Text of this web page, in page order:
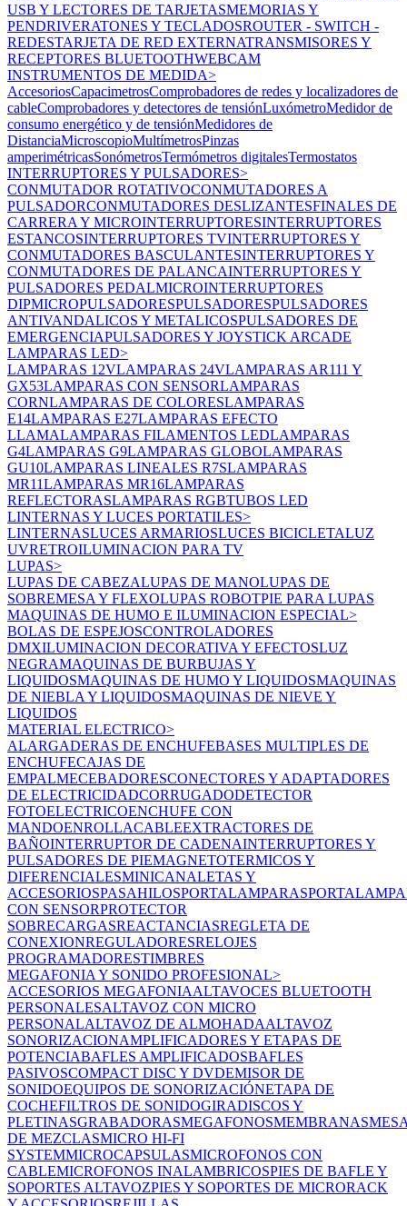
USB Y LECTORES DE TARJETASMEMORIAS Y
PENDRIVERATONES Y TECLADOSROUTER - SWITCH -
REDESTARJETA DE RED EXTERNATRANSMISORES Y
RECEPTORES BLUETOOTHWEBCAM
INSTRUMENTOS DE MEDIDA>
AccesoriosCapacimetrosComprobadores de redes y localizadores de
cableComprobadores y detectores de tensiónLuxómetroMedidor de
consumo energético y de tensiónMedidores de
DistanciaMicroscopioMultímetrosPinzas
amperimétricasSonómetrosTermómetros digitalesTermostatos
INTERRUPTORES Y PULSADORES>
CONMUTADOR ROTATIVOCONMUTADORES A
PULSADORCONMUTADORES DESLIZANTESFINALES DE
CARRERA Y MICROINTERRUPTORESINTERRUPTORES
ESTANCOSINTERRUPTORES TVINTERRUPTORES Y
CONMUTADORES BASCULANTESINTERRUPTORES Y
CONMUTADORES DE PALANCAINTERRUPTORES Y
PULSADORES PEDALMICROINTERRUPTORES
DIPMICROPULSADORESPULSADORESPULSADORES
ANTIVANDALICOS Y METALICOSPULSADORES DE
EMERGENCIAPULSADORES Y JOYSTICK ARCADE
LAMPARAS LED>
LAMPARAS 12VLAMPARAS 24VLAMPARAS AR111 Y
GX53LAMPARAS CON SENSORLAMPARAS
CORNLAMPARAS DE COLORESLAMPARAS
E14LAMPARAS E27LAMPARAS EFECTO
LLAMALAMPARAS FILAMENTOS LEDLAMPARAS
G4LAMPARAS G9LAMPARAS GLOBOLAMPARAS
GU10LAMPARAS LINEALES R7SLAMPARAS
MR11LAMPARAS MR16LAMPARAS
REFLECTORASLAMPARAS RGBTUBOS LED
LINTERNAS Y LUCES PORTATILES>
LINTERNASLUCES ARMARIOSLUCES BICICLETALUZ
UVRETROILUMINACION PARA TV
LUPAS>
LUPAS DE CABEZALUPAS DE MANOLUPAS DE
SOBREMESA Y FLEXOLUPAS ROBOTPIE PARA LUPAS
MAQUINAS DE HUMO E ILUMINACION ESPECIAL>
BOLAS DE ESPEJOSCONTROLADORES
DMXILUMINACION DECORATIVA Y EFECTOSLUZ
NEGRAMAQUINAS DE BURBUJAS Y
LIQUIDOSMAQUINAS DE HUMO Y LIQUIDOSMAQUINAS
DE NIEBLA Y LIQUIDOSMAQUINAS DE NIEVE Y
LIQUIDOS
MATERIAL ELECTRICO>
ALARGADERAS DE ENCHUFEBASES MULTIPLES DE
ENCHUFECAJAS DE
EMPALMECEBADORESCONECTORES Y ADAPTADORES
DE ELECTRICIDADCORRUGADODETECTOR
FOTOELECTRICOENCHUFE CON
MANDOENROLLACABLEEXTRACTORES DE
BAÑOINTERRUPTOR DE CADENAINTERRUPTORES Y
PULSADORES DE PIEMAGNETOTERMICOS Y
DIFERENCIALESMINICANALETAS Y
ACCESORIOSPASAHILOSPORTALAMPARAS
CON SENSORPROTECTOR
SOBRECARGASREACTANCIASREGLETA DE
CONEXIONREGULADORESRELOJES
PROGRAMADORESTIMBRES
MEGAFONIA Y SONIDO PROFESIONAL>
ACCESORIOS MEGAFONIAALTAVOCES BLUETOOTH
PERSONALESALTAVOZ CON MICRO
PERSONALALTAVOZ DE ALMOHADAALTAVOZ
SONORIZACIONAMPLIFICADORES Y ETAPAS DE
POTENCIABAFLES AMPLIFICADOSBAFLES
PASIVOSCOMPACT DISC Y DVDEMISOR DE
SONIDOEQUIPOS DE SONORIZACIÓNETAPA DE
COCHEFILTROS DE SONIDOGIRADISCOS Y
PLETINASGRABADORASMEGAFONOSMEMBRANAS
DE MEZCLASMICRO HI-FI
SYSTEMMICROCAPSULASMICROFONOS CON
CABLEMICROFONOS INALAMBRICOSPIES DE BAFLE Y
SOPORTES ALTAVOZPIES Y SOPORTES DE MICRORACK